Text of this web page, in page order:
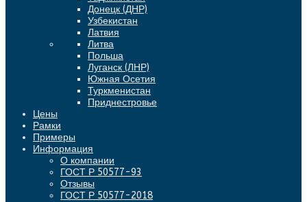
Донецк (ДНР)
Узбекистан
Латвия
Литва
Польша
Луганск (ЛНР)
Южная Осетия
Туркменистан
Приднестровье
Цены
Рамки
Примеры
Информация
О компании
ГОСТ Р 50577-93
Отзывы
ГОСТ Р 50577-2018